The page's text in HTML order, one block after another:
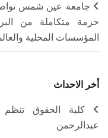
جامعة عين شمس
حزمة متكاملة من
المؤسسات المحلية
أخر الاحداث
كلية الحقوق تنظم
عبدالرحمن